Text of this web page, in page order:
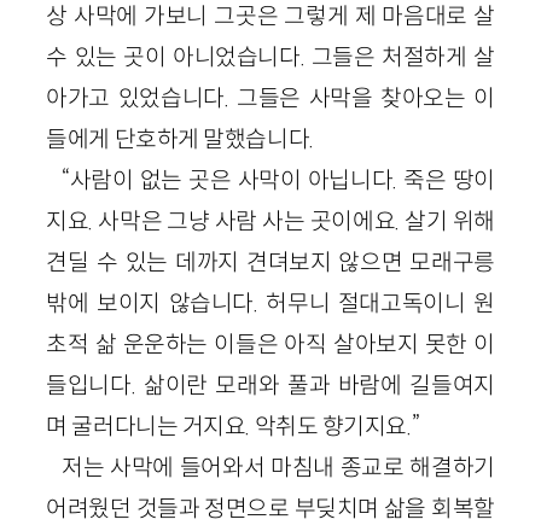
상 사막에 가보니 그곳은 그렇게 제 마음대로 살
수 있는 곳이 아니었습니다. 그들은 처절하게 살
아가고 있었습니다. 그들은 사막을 찾아오는 이
들에게 단호하게 말했습니다.
“사람이 없는 곳은 사막이 아닙니다. 죽은 땅이
지요. 사막은 그냥 사람 사는 곳이에요. 살기 위해
견딜 수 있는 데까지 견뎌보지 않으면 모래구릉
밖에 보이지 않습니다. 허무니 절대고독이니 원
초적 삶 운운하는 이들은 아직 살아보지 못한 이
들입니다. 삶이란 모래와 풀과 바람에 길들여지
며 굴러다니는 거지요. 악취도 향기지요.”
저는 사막에 들어와서 마침내 종교로 해결하기
어려웠던 것들과 정면으로 부딪치며 삶을 회복할